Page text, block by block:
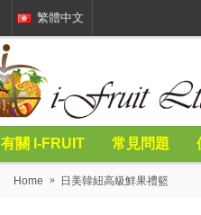
繁體中文
有關 I-FRUIT 常見問題
Home 日美韓紐高級鮮果禮籃